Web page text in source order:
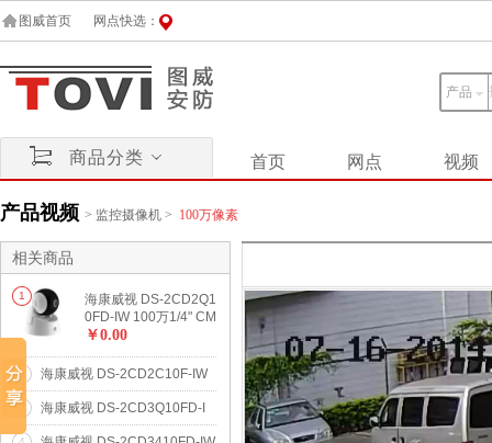
图威首页 网点快选：
产品
商品分类 首页 网点 视频
产品视频 > 监控摄像机 > 100万像素
相关商品
海康威视 DS-2CD2Q1
0FD-IW 100万1/4" CM
OS ICR日夜型半球网
￥0.00
1
海康威视 DS-2CD2C10F-IW
100万1/4" CMOS多功能报警
型网络摄像机
2
海康威视 DS-2CD3Q10FD-I
W 100万1/4" CMOS ICR日夜